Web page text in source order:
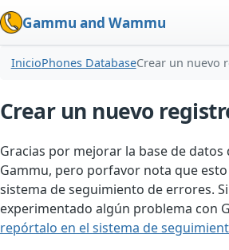
Gammu and Wammu
InicioPhones DatabaseCrear un nuevo
Crear un nuevo
Gracias por mejorar la base de
Gammu, pero porfavor nota que
sistema de seguimiento de errores.
experimentado algún problema con
repórtalo en el sistema de